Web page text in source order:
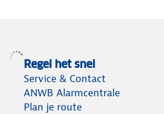
Regel het snel
Service & Contact
ANWB Alarmcentrale
Plan je route